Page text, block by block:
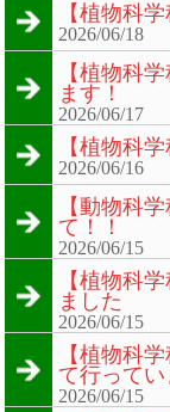
【植物科
2026/06/18
【植物科
ます！
2026/06/17
【植物科
2026/06/16
【動物科
て！！
2026/06/15
【植物科
ました
2026/06/15
【植物科
て行ってい
2026/06/15